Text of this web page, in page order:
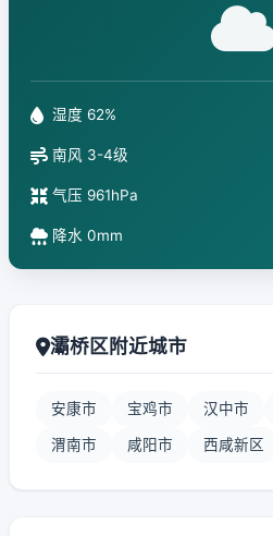
湿度 62%
南风 3-4级
气压 961hPa
降水 0mm
灞桥区附近城市
安康市 宝鸡市 汉中市
渭南市 咸阳市 西咸新区